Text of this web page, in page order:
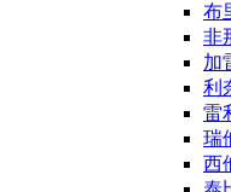
布
非
加
利
雷
瑞
西